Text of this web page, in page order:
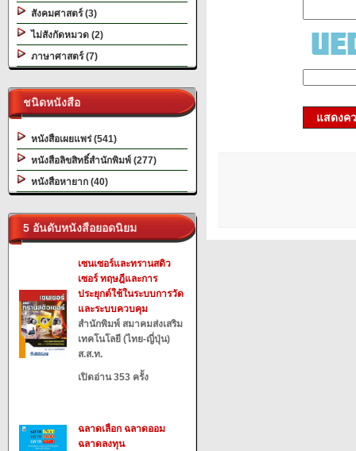
สังคมศาสตร์ (3)
ไม่สังกัดหมวด (2)
ภาษาศาสตร์ (7)
ชนิดหนังสือ
หนังสือเผยแพร่ (541)
หนังสือลิขสิทธิ์สำนักพิมพ์ (277)
หนังสือหายาก (40)
5 อันดับหนังสือยอดนิยม
เซนเซอร์และทรานสดิว
เซอร์ ทฤษฎีและการ
ประยุกต์ใช้ในระบบการวัด
และระบบควบคุม
สำนักพิมพ์ สมาคมส่งเสริม
เทคโนโลยี (ไทย-ญี่ปุ่น)
ส.ส.ท.
เปิดอ่าน 353 ครั้ง
ฉลาดเลือก ฉลาดออม
ฉลาดลงทุน
แสดงค